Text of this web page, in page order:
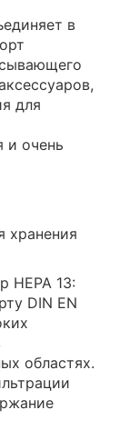
в
для
и очень
хранения
HEPA 13:
DIN EN
областях.